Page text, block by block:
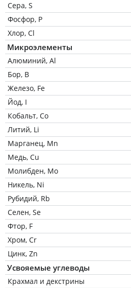
Сера, S
Фосфор, P
Хлор, Cl
Микроэлементы
Алюминий, Al
Бор, B
Железо, Fe
Йод, I
Кобальт, Co
Литий, Li
Марганец, Mn
Медь, Cu
Молибден, Mo
Никель, Ni
Рубидий, Rb
Селен, Se
Фтор, F
Хром, Cr
Цинк, Zn
Усвояемые углеводы
Крахмал и декстрины